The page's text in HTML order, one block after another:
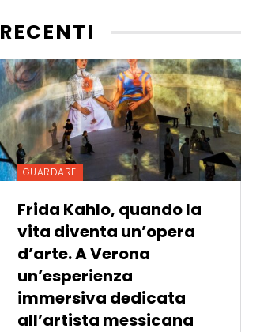
RECENTI
GUARDARE
Frida Kahlo, quando la
vita diventa un’opera
d’arte. A Verona
un’esperienza
immersiva dedicata
all’artista messicana